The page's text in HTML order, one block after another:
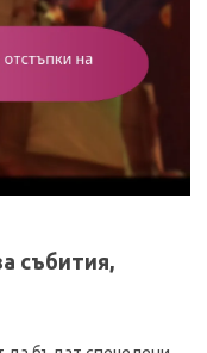
събития,